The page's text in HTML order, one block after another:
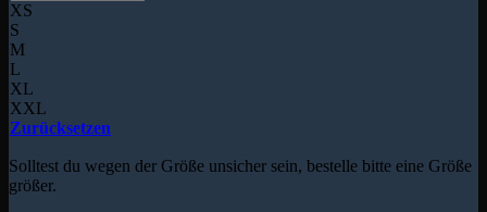
XS
S
M
L
XL
XXL
Zurücksetzen
Solltest du wegen der Größe unsicher sein, bestelle bitte eine Größe
größer.